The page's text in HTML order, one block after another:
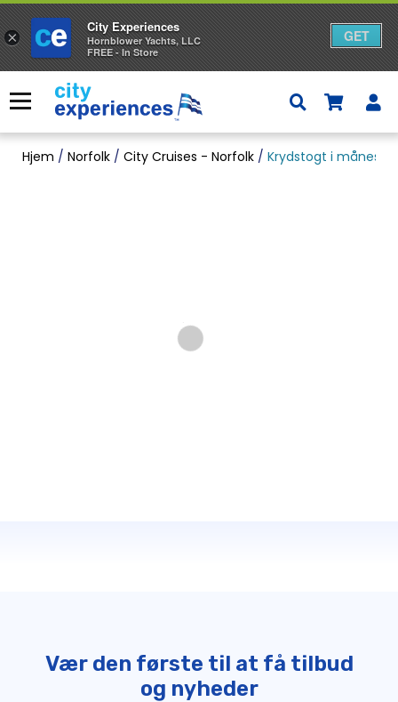
indhold
Menu
Hjem / Norfolk / City Cruises - Norfolk / Krydstogt i
Vær den første til at få tilbud
og nyheder
×
City Experiences
Hornblower Yachts, LLC
FREE - In Store
GET